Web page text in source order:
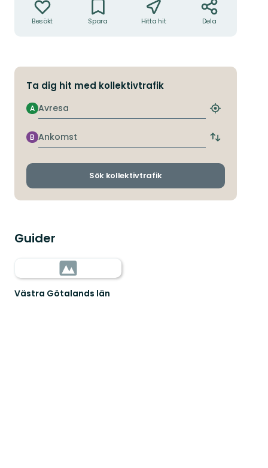
Besökt Spara Hitta hit Dela
Ta dig hit med kollektivtrafik
Avresa
A
Hitta
hållplats
Ankomst
B
Byt
och
Sök kollektivtrafik
Guider
Västra Götalands län